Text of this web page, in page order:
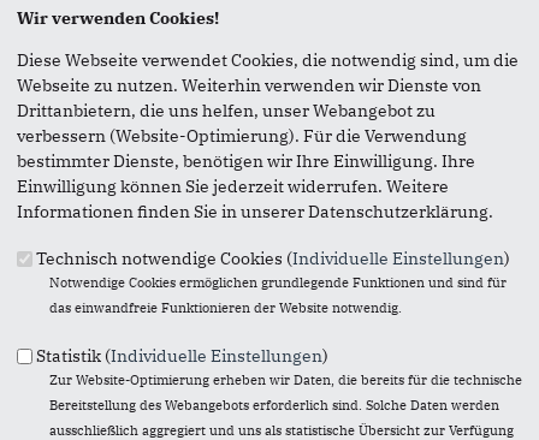
Wir verwenden Cookies!
Diese Webseite verwendet Cookies, die notwendig sind, um die
Webseite zu nutzen. Weiterhin verwenden wir Dienste von
Drittanbietern, die uns helfen, unser Webangebot zu
verbessern (Website-Optimierung). Für die Verwendung
bestimmter Dienste, benötigen wir Ihre Einwilligung. Ihre
Einwilligung können Sie jederzeit widerrufen. Weitere
Informationen finden Sie in unserer Datenschutzerklärung.
Technisch notwendige Cookies (Individuelle Einstellungen)
Notwendige Cookies ermöglichen grundlegende Funktionen und sind für
das einwandfreie Funktionieren der Website notwendig.
Statistik (Individuelle Einstellungen)
Zur Website-Optimierung erheben wir Daten, die bereits für die technische
Bereitstellung des Webangebots erforderlich sind. Solche Daten werden
ausschließlich aggregiert und uns als statistische Übersicht zur Verfügung